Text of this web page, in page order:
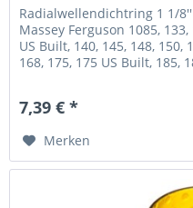
Radialwellendichtring 1 1/
Massey Ferguson 1085,
US Built, 140, 145, 148, 150,
168, 175, 175 US Built, 185,
7,39 € *
Merken